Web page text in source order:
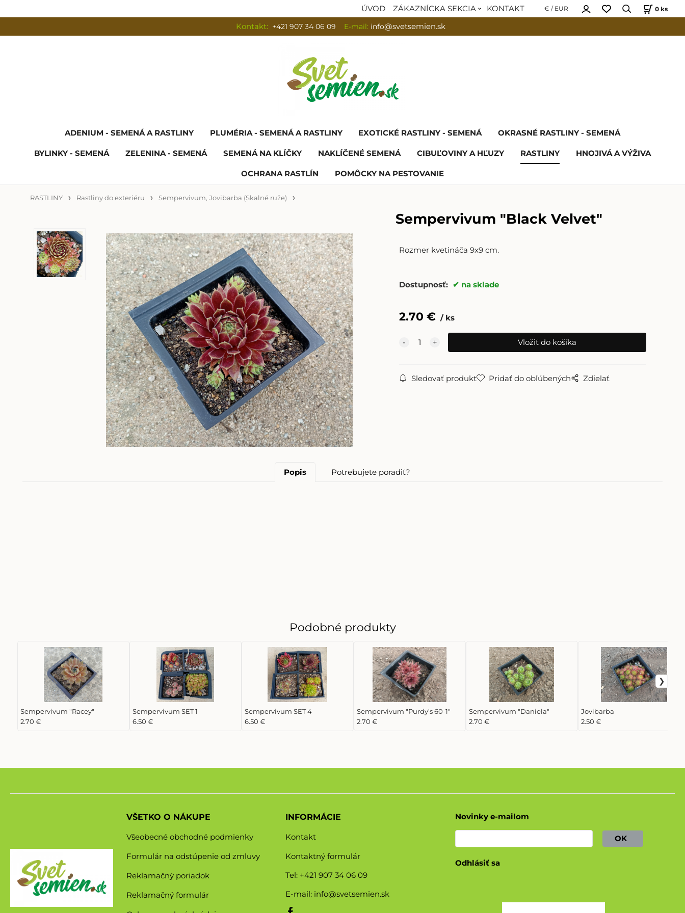
ÚVOD ZÁKAZNÍCKA SEKCIA KONTAKT € / EUR 0 ks
Kontakt:+421 907 34 06 09 E-mail: info@svetsemien.sk
ADENIUM - SEMENÁ A RASTLINY PLUMÉRIA - SEMENÁ A RASTLINY EXOTICKÉ RASTLINY - SEMENÁ OKRASNÉ RASTLINY - SEMENÁ
BYLINKY - SEMENÁ ZELENINA - SEMENÁ SEMENÁ NA KLÍČKY NAKLÍČENÉ SEMENÁ CIBUĽOVINY A HĽUZY RASTLINY HNOJIVÁ A VÝŽIVA
OCHRANA RASTLÍN POMÔCKY NA PESTOVANIE
RASTLINY Rastliny do exteriéru Sempervivum, Jovibarba (Skalné ruže)
Sempervivum "Black Velvet"
Rozmer kvetináča 9x9 cm.
Dostupnosť: na sklade
2.70 € ks
Sledovať produkt Pridať do obľúbených Zdielať
Popis Potrebujete poradiť?
Podobné produkty
Sempervivum "Racey"
2.70 €
Sempervivum SET 1
6.50 €
Sempervivum SET 4
6.50 €
Sempervivum "Purdy's 60-1"
2.70 €
Sempervivum "Daniela"
2.70 €
Jovibarba
2.50 €
VŠETKO O NÁKUPE
Všeobecné obchodné podmienky
Formulár na odstúpenie od zmluvy
Reklamačný poriadok
Reklamačný formulár
INFORMÁCIE
Kontakt
Kontaktný formulár
Tel: +421 907 34 06 09
E-mail: info@svetsemien.sk
Novinky e-mailom
OK
Odhlásiť sa